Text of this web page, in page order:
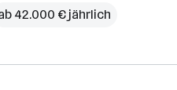
42.000 € jährlich